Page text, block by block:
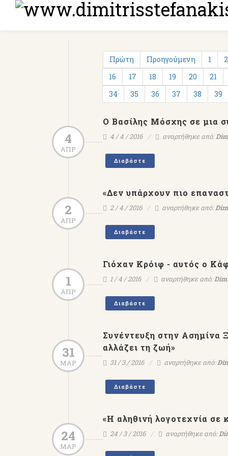
Πρώτη Προηγούμενη 1 2
16
17 18 19 20 21
34
35 36 37 38 39
4
ΑΠΡ
Ο Βασίλης Μόσχης σε μια
4 / 4 / 2016 αναρτήθηκε από:
Διαβάστε
2
ΑΠΡ
«Δεν υπάρχουν πιο
2 / 4 / 2016 αναρτήθηκε από:
Διαβάστε
1
ΑΠΡ
Γιόχαν Κρόιφ - αυτός ο
1 / 4 / 2016 αναρτήθηκε από:
Διαβάστε
31
ΜΑΡ
Συνέντευξη στην
αλλάζει τη ζωή»
31 / 3 / 2016 αναρτήθηκε από:
Διαβάστε
24
ΜΑΡ
«H αληθινή λογοτεχνία σε
24 / 3 / 2016 αναρτήθηκε από: